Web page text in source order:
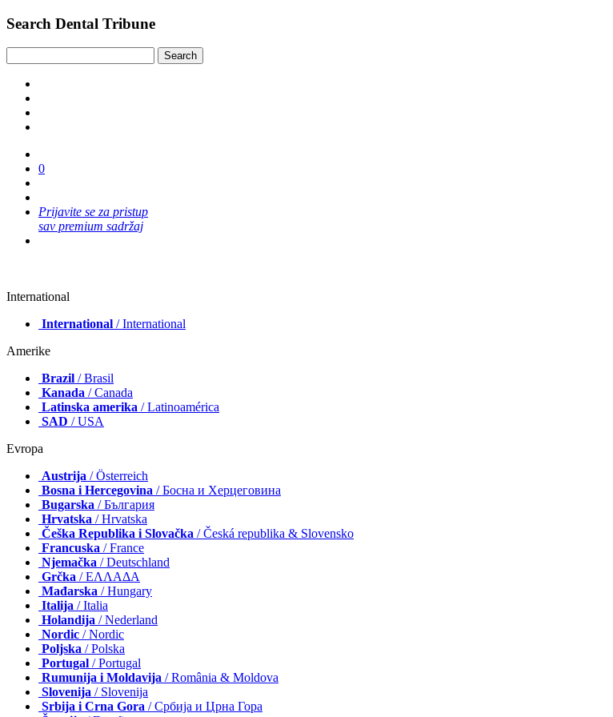
Search Dental Tribune
0
Prijavite se za pristup
sav premium sadržaj
International
International / International
Amerike
Brazil / Brasil
Kanada / Canada
Latinska amerika / Latinoamérica
SAD / USA
Evropa
Austrija / Österreich
Bosna i Hercegovina / Босна и Херцеговина
Bugarska / България
Hrvatska / Hrvatska
Češka Republika i Slovačka / Česká republika & Slovensko
Francuska / France
Njemačka / Deutschland
Grčka / ΕΛΛΑΔΑ
Mađarska / Hungary
Italija / Italia
Holandija / Nederland
Nordic / Nordic
Poljska / Polska
Portugal / Portugal
Rumunija i Moldavija / România & Moldova
Slovenija / Slovenija
Srbija i Crna Gora / Србија и Црна Гора